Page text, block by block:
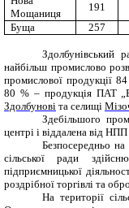
Мощаниця
191
Буща
257
Здолбунівський
найбільш промислово
промислової продукції
80 % – продукція ПАТ
Здолбунові та селищі
Здебільшого
центрі і віддалена від
Безпосередньо
сільської ради
підприємницької
роздрібної торгівлі та
На території